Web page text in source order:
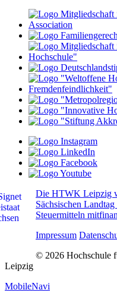
Die HTWK Leipzig
Sächsischen
Steuermitteln
Impressum
© 2026 Hochschule
Leipzig
MobileNavi